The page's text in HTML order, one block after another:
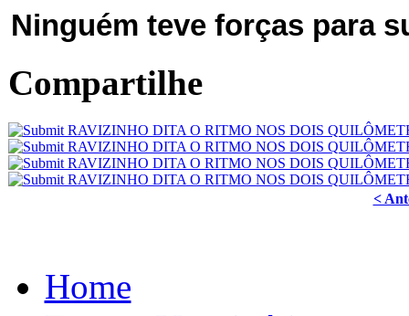
Ninguém teve forças para
Compartilhe
<
Home